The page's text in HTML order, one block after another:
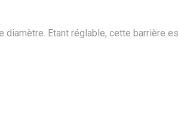
Etant réglable, cette barrière